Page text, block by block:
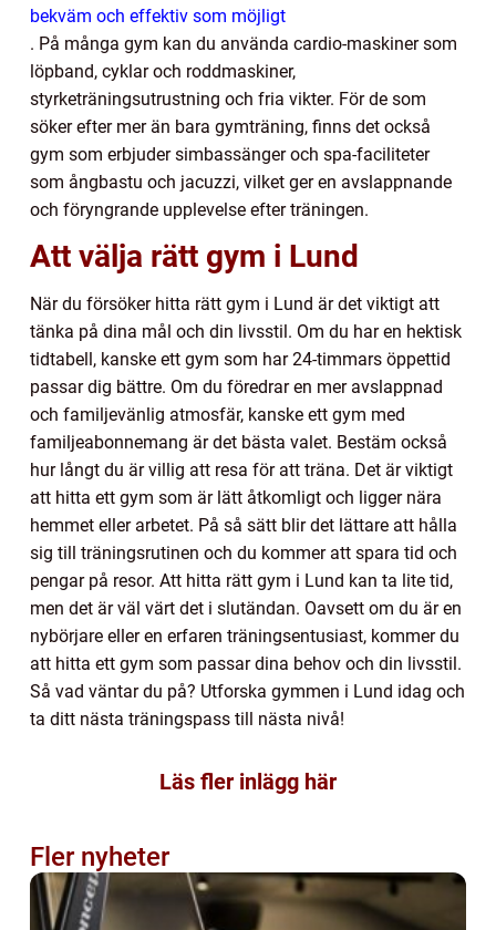
bekväm och effektiv som möjligt
. På många gym kan du använda cardio-maskiner som
löpband, cyklar och roddmaskiner,
styrketräningsutrustning och fria vikter. För de som
söker efter mer än bara gymträning, finns det också
gym som erbjuder simbassänger och spa-faciliteter
som ångbastu och jacuzzi, vilket ger en avslappnande
och föryngrande upplevelse efter träningen.
Att välja rätt gym i Lund
När du försöker hitta rätt gym i Lund är det viktigt att
tänka på dina mål och din livsstil. Om du har en hektisk
tidtabell, kanske ett gym som har 24-timmars öppettid
passar dig bättre. Om du föredrar en mer avslappnad
och familjevänlig atmosfär, kanske ett gym med
familjeabonnemang är det bästa valet. Bestäm också
hur långt du är villig att resa för att träna. Det är viktigt
att hitta ett gym som är lätt åtkomligt och ligger nära
hemmet eller arbetet. På så sätt blir det lättare att hålla
sig till träningsrutinen och du kommer att spara tid och
pengar på resor. Att hitta rätt gym i Lund kan ta lite tid,
men det är väl värt det i slutändan. Oavsett om du är en
nybörjare eller en erfaren träningsentusiast, kommer du
att hitta ett gym som passar dina behov och din livsstil.
Så vad väntar du på? Utforska gymmen i Lund idag och
ta ditt nästa träningspass till nästa nivå!
Läs fler inlägg här
Fler nyheter